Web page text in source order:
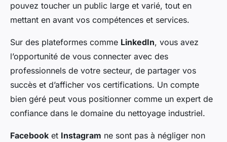
pouvez toucher un public large et varié, tout en
mettant en avant vos compétences et services.
Sur des plateformes comme LinkedIn, vous avez
l’opportunité de vous connecter avec des
professionnels de votre secteur, de partager vos
succès et d’afficher vos certifications. Un compte
bien géré peut vous positionner comme un expert de
confiance dans le domaine du nettoyage industriel.
Facebook et Instagram ne sont pas à négliger non